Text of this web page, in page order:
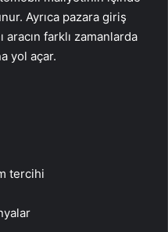
Ayrıca pazara giriş
farklı zamanlarda
yol açar.
tercihi